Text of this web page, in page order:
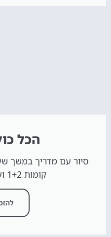
הכל
סיור עם מדריך במשך
קומות 1+2 ועלייה לפסגה